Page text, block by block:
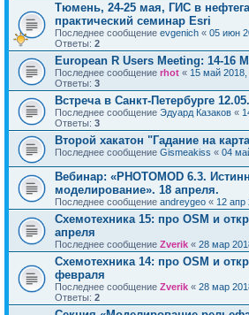
Тюмень, 24-25 мая, ГИС в
практический семинар Esri
Последнее сообщение evgenich « 05 июн
Ответы: 2
European R Users Meeting: 14-16
Последнее сообщение rhot « 15 май 2018,
Ответы: 3
Встреча в Санкт-Петербурге
Последнее сообщение Эдуард Казаков «
Ответы: 3
Второй хакатон "Гадание на
Последнее сообщение Gismeakiss « 04
Вебинар: «PHOTOMOD 6.3.
моделирование». 18 апреля.
Последнее сообщение andreygeo « 12 апр
Cхемотехника 15: про OSM и
апреля
Последнее сообщение Zverik « 28 мар
Cхемотехника 14: про OSM и
февраля
Последнее сообщение Zverik « 28 мар
Ответы: 2